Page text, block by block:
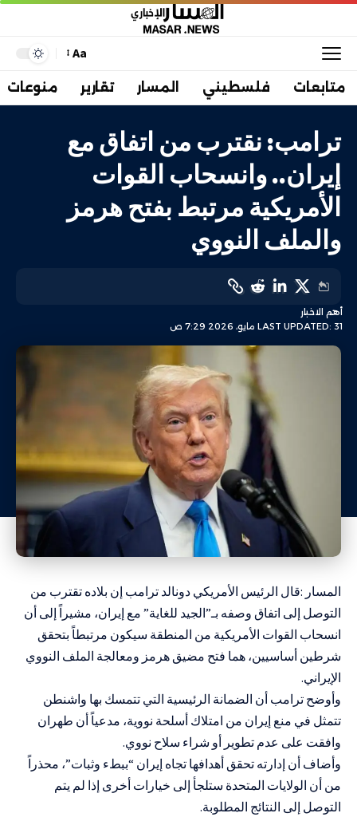
Aa
متابعات فلسطيني المسار تقارير منوعات
ترامب: نقترب من اتفاق مع
إيران.. وانسحاب القوات
الأمريكية مرتبط بفتح هرمز
والملف النووي
LAST UPDATED: 31 مايو، 2026 7:29 ص
أهم الاخبار
المسار :قال الرئيس الأمريكي دونالد ترامب إن بلاده تقترب من
التوصل إلى اتفاق وصفه بـ”الجيد للغاية” مع إيران، مشيراً إلى أن
انسحاب القوات الأمريكية من المنطقة سيكون مرتبطاً بتحقق
شرطين أساسيين، هما فتح مضيق هرمز ومعالجة الملف النووي
الإيراني.
وأوضح ترامب أن الضمانة الرئيسية التي تتمسك بها واشنطن
تتمثل في منع إيران من امتلاك أسلحة نووية، مدعياً أن طهران
وافقت على عدم تطوير أو شراء سلاح نووي.
وأضاف أن إدارته تحقق أهدافها تجاه إيران “ببطء وثبات”، محذراً
من أن الولايات المتحدة ستلجأ إلى خيارات أخرى إذا لم يتم
التوصل إلى النتائج المطلوبة.